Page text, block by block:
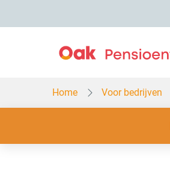
naar
Home Voor bedrijven